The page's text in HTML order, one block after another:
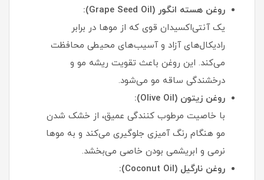
روغن هسته انگور (Grape Seed Oil):
یک آنتی‌اکسیدان قوی که از موها در برابر
رادیکال‌های آزاد و آسیب‌های محیطی محافظت
می‌کند. این روغن باعث تقویت ریشه مو و
درخشندگی ساقه مو می‌شود.
روغن زیتون (Olive Oil):
با خاصیت مرطوب کنندگی عمیق، از خشک شدن
مو هنگام رنگ آمیزی جلوگیری می‌کند و به موها
نرمی و ابریشمی بودن خاصی می‌بخشد.
روغن نارگیل (Coconut Oil):